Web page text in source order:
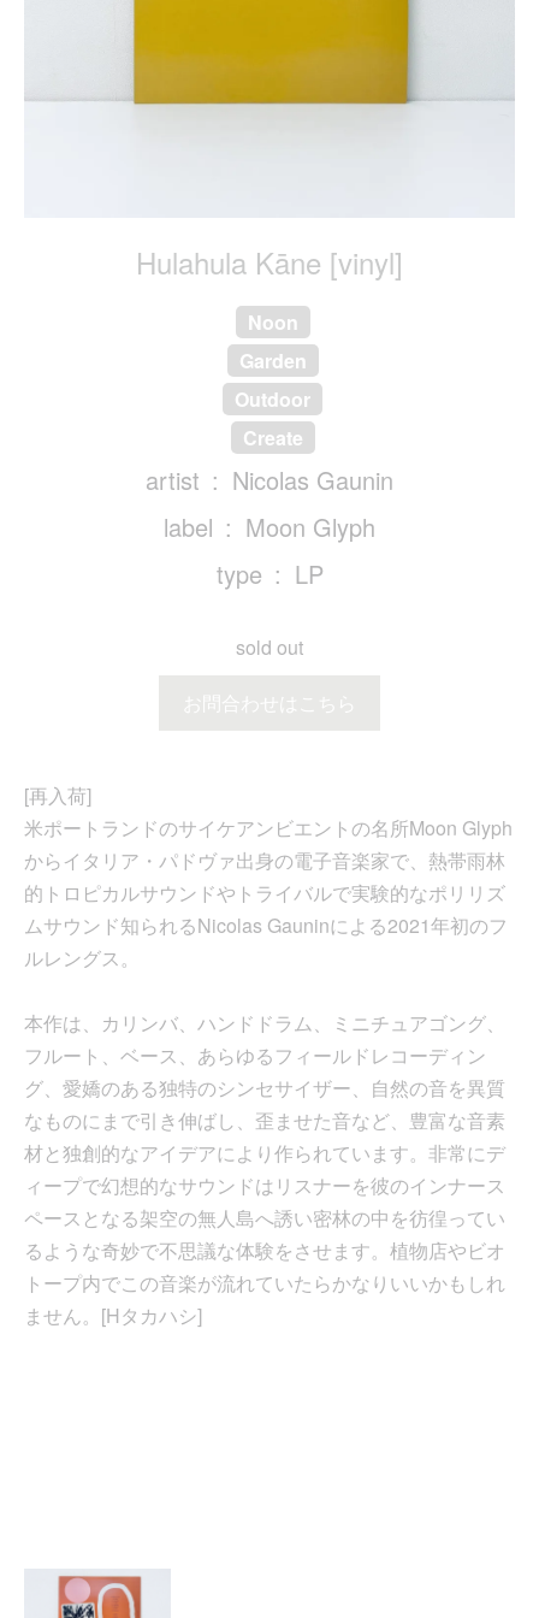
Hulahula Kāne [vinyl]
Noon
Garden
Outdoor
Create
artist
Nicolas Gaunin
label
Moon Glyph
type
LP
sold out
お問合わせはこちら
[再入荷]
米ポートランドのサイケアンビエントの名所Moon Glyph
からイタリア・パドヴァ出身の電子音楽家で、熱帯雨林
的トロピカルサウンドやトライバルで実験的なポリリズ
ムサウンド知られるNicolas Gauninによる2021年初のフ
ルレングス。
本作は、カリンバ、ハンドドラム、ミニチュアゴング、
フルート、ベース、あらゆるフィールドレコーディン
グ、愛嬌のある独特のシンセサイザー、自然の音を異質
なものにまで引き伸ばし、歪ませた音など、豊富な音素
材と独創的なアイデアにより作られています。非常にデ
ィープで幻想的なサウンドはリスナーを彼のインナース
ペースとなる架空の無人島へ誘い密林の中を彷徨ってい
るような奇妙で不思議な体験をさせます。植物店やビオ
トープ内でこの音楽が流れていたらかなりいいかもしれ
ません。[Hタカハシ]